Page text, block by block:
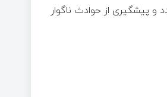
و پیشگیری از حوادث ناگوار